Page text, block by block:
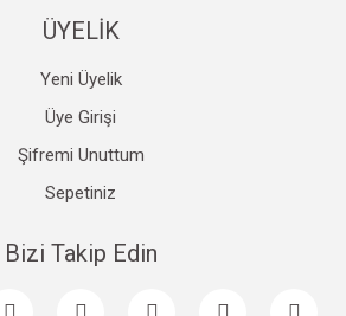
ÜYELİK
Yeni Üyelik
Üye Girişi
Şifremi Unuttum
Sepetiniz
Bizi Takip Edin